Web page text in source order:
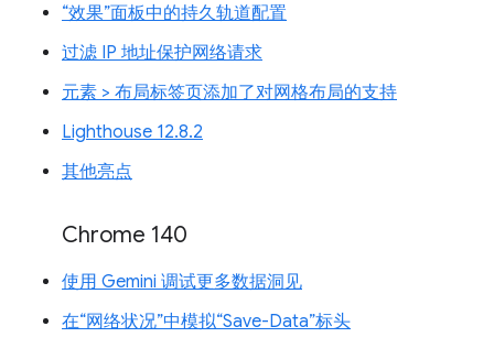
“效果”面板中的持久轨道配置
过滤 IP 地址保护网络请求
元素 > 布局标签页添加了对网格布局的支持
Lighthouse 12.8.2
其他亮点
Chrome 140
使用 Gemini 调试更多数据洞见
在“网络状况”中模拟“Save-Data”标头